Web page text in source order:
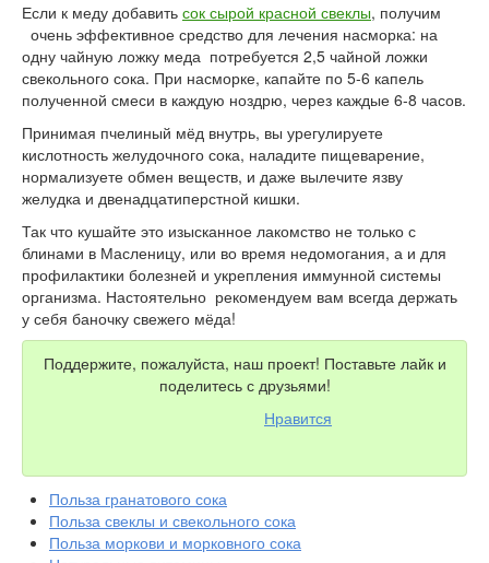
Если к меду добавить сок сырой красной свеклы, получим
очень эффективное средство для лечения насморка: на
одну чайную ложку меда потребуется 2,5 чайной ложки
свекольного сока. При насморке, капайте по 5-6 капель
полученной смеси в каждую ноздрю, через каждые 6-8 часов.
Принимая пчелиный мёд внутрь, вы урегулируете
кислотность желудочного сока, наладите пищеварение,
нормализуете обмен веществ, и даже вылечите язву
желудка и двенадцатиперстной кишки.
Так что кушайте это изысканное лакомство не только с
блинами в Масленицу, или во время недомогания, а и для
профилактики болезней и укрепления иммунной системы
организма. Настоятельно рекомендуем вам всегда держать
у себя баночку свежего мёда!
Поддержите, пожалуйста, наш проект! Поставьте лайк и
поделитесь с друзьями!
Нравится
Польза гранатового сока
Польза свеклы и свекольного сока
Польза моркови и морковного сока